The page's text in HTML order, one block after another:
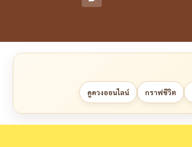
ดูดวงออนไลน์ กราฟชีวิต